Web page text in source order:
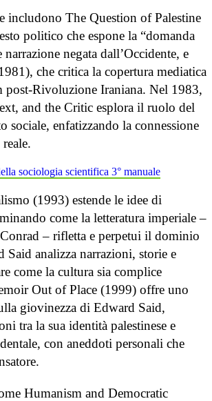
includono The Question of Palestine
politico che espone la “domanda
narrazione negata dall’Occidente, e
che critica la copertura mediatica
post-Rivoluzione Iraniana. Nel 1983,
and the Critic esplora il ruolo del
sociale, enfatizzando la connessione
(1993) estende le idee di
come la letteratura imperiale –
Conrad – rifletta e perpetui il dominio
Said analizza narrazioni, storie e
come la cultura sia complice
Out of Place (1999) offre uno
giovinezza di Edward Said,
tra la sua identità palestinese e
con aneddoti personali che
Humanism and Democratic